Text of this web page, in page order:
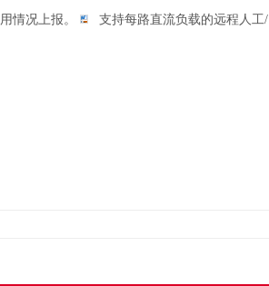
情况上报。 支持每路直流负载的远程人工/